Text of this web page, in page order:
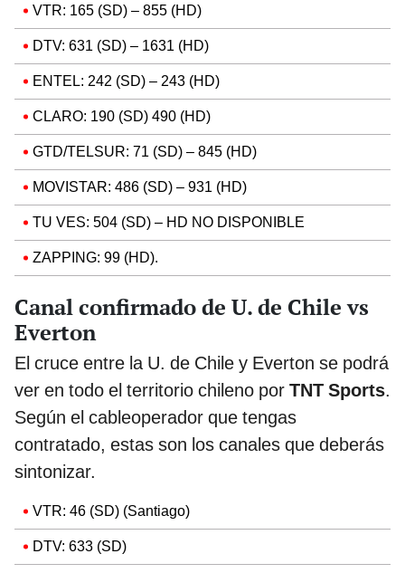
VTR: 165 (SD) – 855 (HD)
DTV: 631 (SD) – 1631 (HD)
ENTEL: 242 (SD) – 243 (HD)
CLARO: 190 (SD) 490 (HD)
GTD/TELSUR: 71 (SD) – 845 (HD)
MOVISTAR: 486 (SD) – 931 (HD)
TU VES: 504 (SD) – HD NO DISPONIBLE
ZAPPING: 99 (HD).
Canal confirmado de U. de Chile vs
Everton
El cruce entre la U. de Chile y Everton se podrá
ver en todo el territorio chileno por TNT Sports.
Según el cableoperador que tengas
contratado, estas son los canales que deberás
sintonizar.
VTR: 46 (SD) (Santiago)
DTV: 633 (SD)